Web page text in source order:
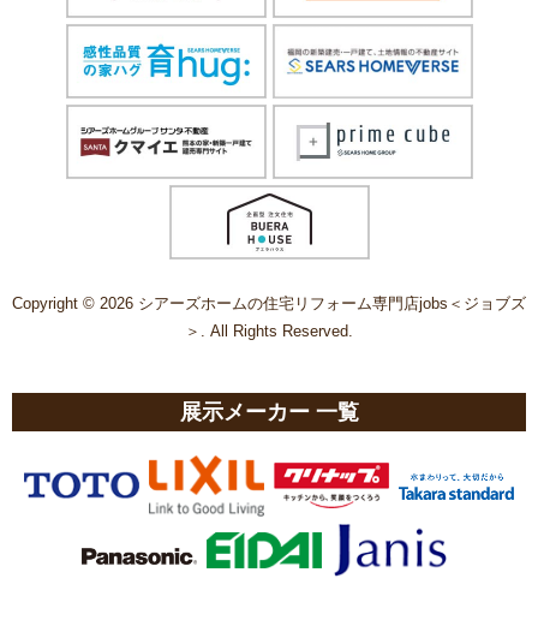
Copyright © 2026 シアーズホームの住宅リフォーム専門店jobs＜ジョブズ
＞. All Rights Reserved.
展示メーカー 一覧